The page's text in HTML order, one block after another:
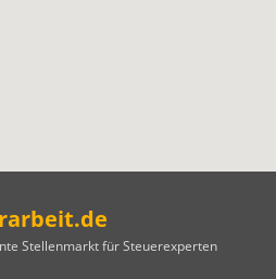
Stellenmarkt für Steuerexperten